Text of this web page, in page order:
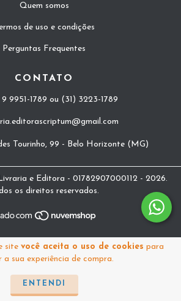
site você aceita o uso de cookies para
a sua experiência de compra.
ENTENDI
Quem somos
de uso e condições
Perguntas Frequentes
CONTATO
9 9951-1789 ou (31) 3223-1789
Tourinho, 99 - Belo Horizonte (MG)
e Editora - 01782907000112 - 2026.
os direitos reservados.